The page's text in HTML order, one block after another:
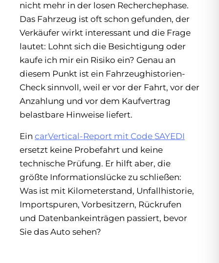
nicht mehr in der losen Recherchephase.
Das Fahrzeug ist oft schon gefunden, der
Verkäufer wirkt interessant und die Frage
lautet: Lohnt sich die Besichtigung oder
kaufe ich mir ein Risiko ein? Genau an
diesem Punkt ist ein Fahrzeughistorien-
Check sinnvoll, weil er vor der Fahrt, vor der
Anzahlung und vor dem Kaufvertrag
belastbare Hinweise liefert.
Ein carVertical-Report mit Code SAYEDI
ersetzt keine Probefahrt und keine
technische Prüfung. Er hilft aber, die
größte Informationslücke zu schließen:
Was ist mit Kilometerstand, Unfallhistorie,
Importspuren, Vorbesitzern, Rückrufen
und Datenbankeinträgen passiert, bevor
Sie das Auto sehen?